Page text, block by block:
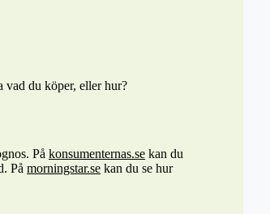
vad du köper, eller hur?
På konsumenternas.se kan du
På morningstar.se kan du se hur